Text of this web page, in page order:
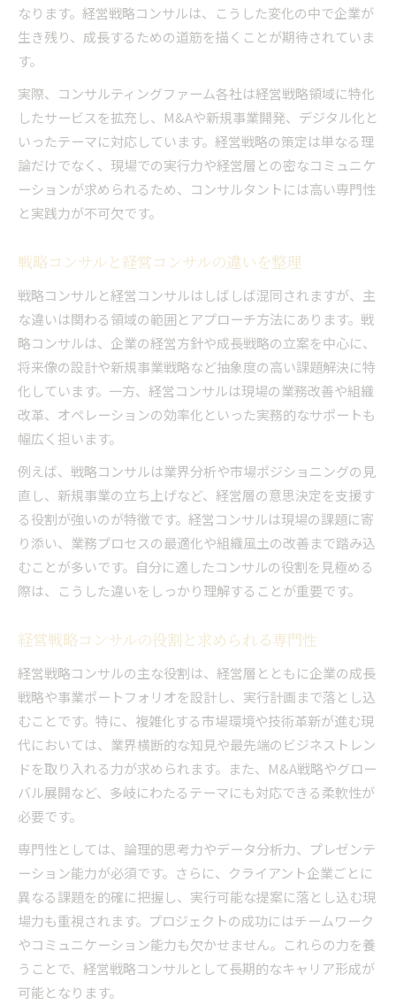
コンサル選びで失敗しないための視点
未来を切り拓くコンサルの役割と成長の道筋
コンサルで実現できる自己成長のステップ
経営戦略コンサルティングの挑戦と変革力
キャリア形成におけるコンサルの強みとは
戦略コンサルタント なるにはどの準備が必要
か
なります。経営戦略コンサルは、こうした変化の中で企業が
生き残り、成長するための道筋を描くことが期待されていま
す。
実際、コンサルティングファーム各社は経営戦略領域に特化
したサービスを拡充し、M&Aや新規事業開発、デジタル化と
いったテーマに対応しています。経営戦略の策定は単なる理
論だけでなく、現場での実行力や経営層との密なコミュニケ
ーションが求められるため、コンサルタントには高い専門性
と実践力が不可欠です。
戦略コンサルと経営コンサルの違いを整理
戦略コンサルと経営コンサルはしばしば混同されますが、主
な違いは関わる領域の範囲とアプローチ方法にあります。戦
略コンサルは、企業の経営方針や成長戦略の立案を中心に、
将来像の設計や新規事業戦略など抽象度の高い課題解決に特
化しています。一方、経営コンサルは現場の業務改善や組織
改革、オペレーションの効率化といった実務的なサポートも
幅広く担います。
例えば、戦略コンサルは業界分析や市場ポジショニングの見
直し、新規事業の立ち上げなど、経営層の意思決定を支援す
る役割が強いのが特徴です。経営コンサルは現場の課題に寄
り添い、業務プロセスの最適化や組織風土の改善まで踏み込
むことが多いです。自分に適したコンサルの役割を見極める
際は、こうした違いをしっかり理解することが重要です。
経営戦略コンサルの役割と求められる専門性
経営戦略コンサルの主な役割は、経営層とともに企業の成長
戦略や事業ポートフォリオを設計し、実行計画まで落とし込
むことです。特に、複雑化する市場環境や技術革新が進む現
代においては、業界横断的な知見や最先端のビジネストレン
ドを取り入れる力が求められます。また、M&A戦略やグロー
バル展開など、多岐にわたるテーマにも対応できる柔軟性が
必要です。
専門性としては、論理的思考力やデータ分析力、プレゼンテ
ーション能力が必須です。さらに、クライアント企業ごとに
異なる課題を的確に把握し、実行可能な提案に落とし込む現
場力も重視されます。プロジェクトの成功にはチームワーク
やコミュニケーション能力も欠かせません。これらの力を養
うことで、経営戦略コンサルとして長期的なキャリア形成が
可能となります。